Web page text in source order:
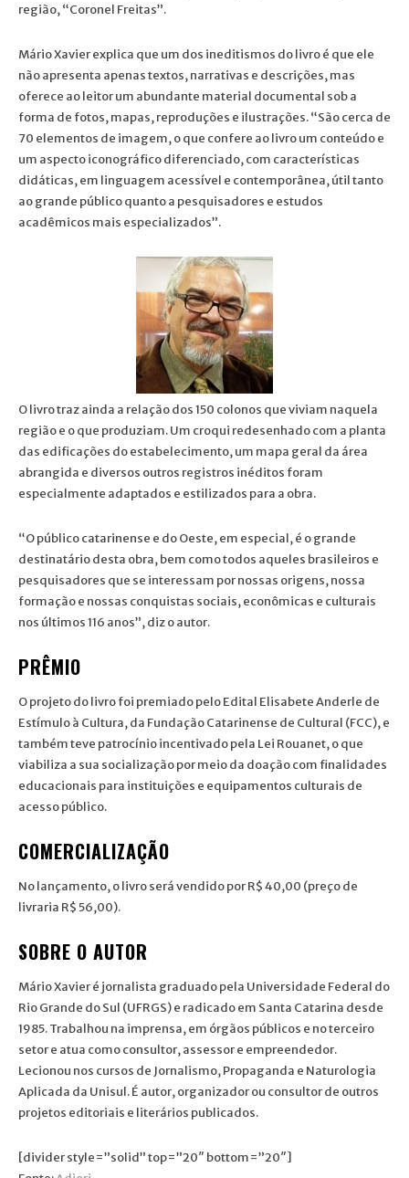
região, “Coronel Freitas”.
Mário Xavier explica que um dos ineditismos do livro é que ele
não apresenta apenas textos, narrativas e descrições, mas
oferece ao leitor um abundante material documental sob a
forma de fotos, mapas, reproduções e ilustrações. “São cerca de
70 elementos de imagem, o que confere ao livro um conteúdo e
um aspecto iconográfico diferenciado, com características
didáticas, em linguagem acessível e contemporânea, útil tanto
ao grande público quanto a pesquisadores e estudos
acadêmicos mais especializados”.
O livro traz ainda a relação dos 150 colonos que viviam naquela
região e o que produziam. Um croqui redesenhado com a planta
das edificações do estabelecimento, um mapa geral da área
abrangida e diversos outros registros inéditos foram
especialmente adaptados e estilizados para a obra.
“O público catarinense e do Oeste, em especial, é o grande
destinatário desta obra, bem como todos aqueles brasileiros e
pesquisadores que se interessam por nossas origens, nossa
formação e nossas conquistas sociais, econômicas e culturais
nos últimos 116 anos”, diz o autor.
PRÊMIO
O projeto do livro foi premiado pelo Edital Elisabete Anderle de
Estímulo à Cultura, da Fundação Catarinense de Cultural (FCC), e
também teve patrocínio incentivado pela Lei Rouanet, o que
viabiliza a sua socialização por meio da doação com finalidades
educacionais para instituições e equipamentos culturais de
acesso público.
COMERCIALIZAÇÃO
No lançamento, o livro será vendido por R$ 40,00 (preço de
livraria R$ 56,00).
SOBRE O AUTOR
Mário Xavier é jornalista graduado pela Universidade Federal do
Rio Grande do Sul (UFRGS) e radicado em Santa Catarina desde
1985. Trabalhou na imprensa, em órgãos públicos e no terceiro
setor e atua como consultor, assessor e empreendedor.
Lecionou nos cursos de Jornalismo, Propaganda e Naturologia
Aplicada da Unisul. É autor, organizador ou consultor de outros
projetos editoriais e literários publicados.
[divider style=”solid” top=”20″ bottom=”20″]